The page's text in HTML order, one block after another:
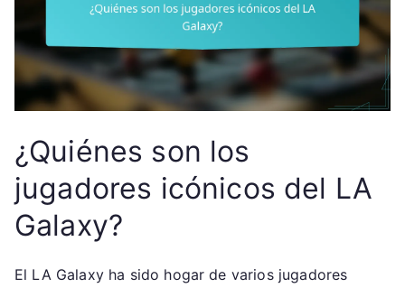
¿Quiénes son los
jugadores icónicos del LA
Galaxy?
El LA Galaxy ha sido hogar de varios jugadores